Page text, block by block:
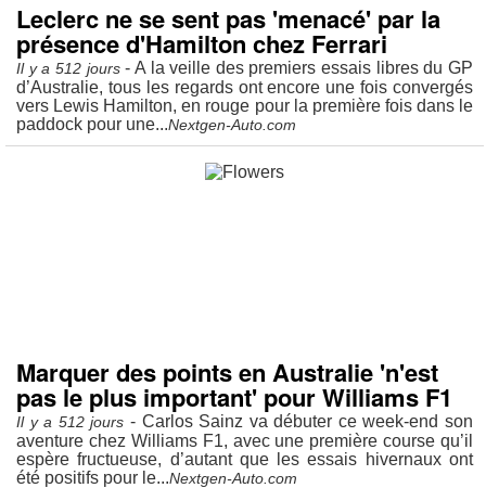
Leclerc ne se sent pas 'menacé' par la
présence d'Hamilton chez Ferrari
Il y a 512 jours- A la veille des premiers essais libres du GP
d’Australie, tous les regards ont encore une fois convergés
vers Lewis Hamilton, en rouge pour la première fois dans le
paddock pour une...Nextgen-Auto.com
Marquer des points en Australie 'n'est
pas le plus important' pour Williams F1
Il y a 512 jours - Carlos Sainz va débuter ce week-end son
aventure chez Williams F1, avec une première course qu’il
espère fructueuse, d’autant que les essais hivernaux ont
été positifs pour le...Nextgen-Auto.com